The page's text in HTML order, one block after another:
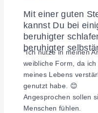
Mit einer guten
kannst Du bei
beruhigter
beruhigter
*Ich nutze in meinen
weibliche Form, da
meines Lebens
genutzt habe. 😊
Angesprochen sollen
Menschen fühlen.